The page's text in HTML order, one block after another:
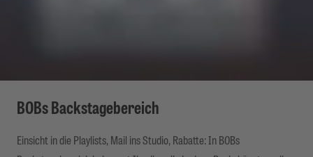
BOBs Backstagebereich
Einsicht in die Playlists, Mail ins Studio, Rabatte: In BOBs